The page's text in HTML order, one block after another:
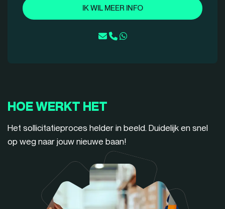
IK WIL MEER INFO
HOE WERKT HET
Het sollicitatieproces helder in beeld. Duidelijk en snel
op weg naar jouw nieuwe baan!